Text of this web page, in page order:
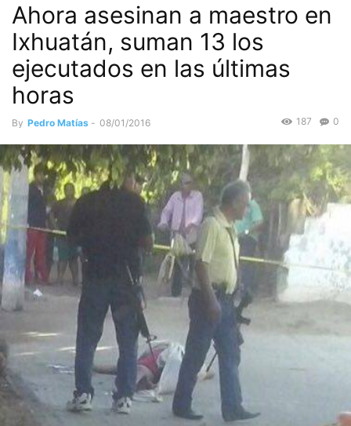
Ahora asesinan a maestro en
Ixhuatán, suman 13 los
ejecutados en las últimas
horas
By Pedro Matías - 08/01/2016 0
187